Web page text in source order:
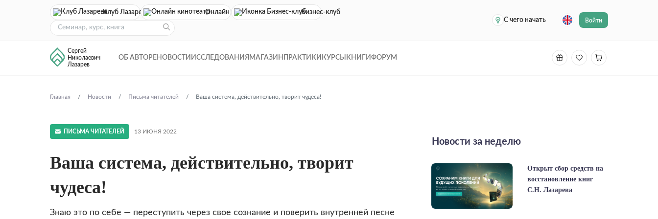
Клуб Лазарева Онлайн кинотеатр
Бизнес-клуб
С чего начать
Войти
Сергей
Николаевич
Лазарев
ОБ АВТОРЕ НОВОСТИ ИССЛЕДОВАНИЯ МАГАЗИН ПРАКТИКИ КУРСЫ КНИГИ ФОРУМ
Главная Новости Письма читателей Ваша система, действительно, творит чудеса!
ПИСЬМА ЧИТАТЕЛЕЙ 13 ИЮНЯ 2022
Ваша система, действительно, творит
чудеса!
Знаю это по себе — переступить через свое сознание и поверить внутренней песне
Новости за неделю
Открыт сбор средств на
восстановление книг
С.Н. Лазарева